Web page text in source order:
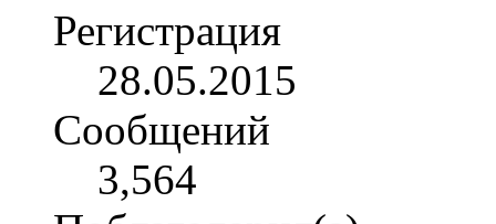
Регистрация
28.05.2015
Сообщений
3,564